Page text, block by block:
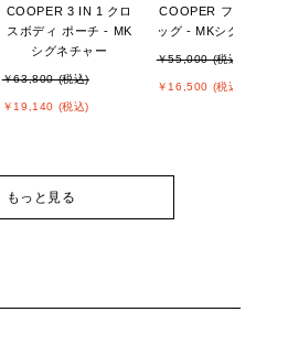
COOPER 3 IN 1 クロ
スボディ ポーチ - MK
シグネチャー
￥63,800 (税込)
￥19,140 (税込)
COOPER フライト バ
ッグ - MKシグネチャ
￥55,000 (税込)
￥16,500 (税込)
もっと見る